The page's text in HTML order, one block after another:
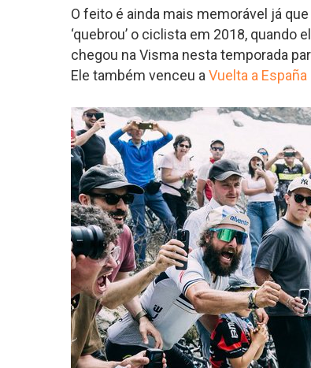
O feito é ainda mais memorável já
‘quebrou’ o ciclista em 2018, quando
chegou na Visma nesta temporada
Ele também venceu aVuelta a España